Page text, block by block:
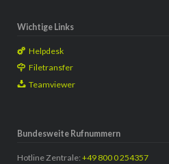
Wichtige Links
Helpdesk
Filetransfer
Teamviewer
Bundesweite Rufnummern
Hotline Zentrale: +49 800 0 254357